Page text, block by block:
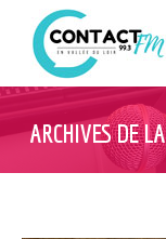
ARCHIVES DE